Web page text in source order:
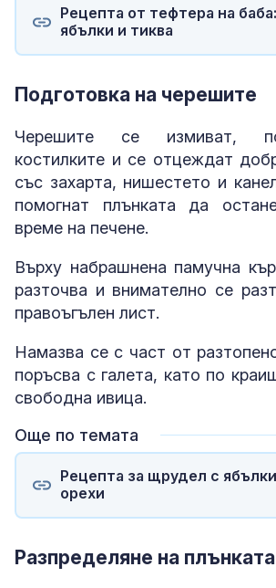
Рецепта от тефтера на
ябълки и тиква
Подготовка на черешите
Черешите се измиват,
костилките и се отцеждат
със захарта, нишестето и
помогнат плънката да
време на печене.
Върху набрашнена памучна
разточва и внимателно се
правоъгълен лист.
Намазва се с част от
поръсва с галета, като по
свободна ивица.
Още по темата
Рецепта за щрудел с
орехи
Разпределяне на